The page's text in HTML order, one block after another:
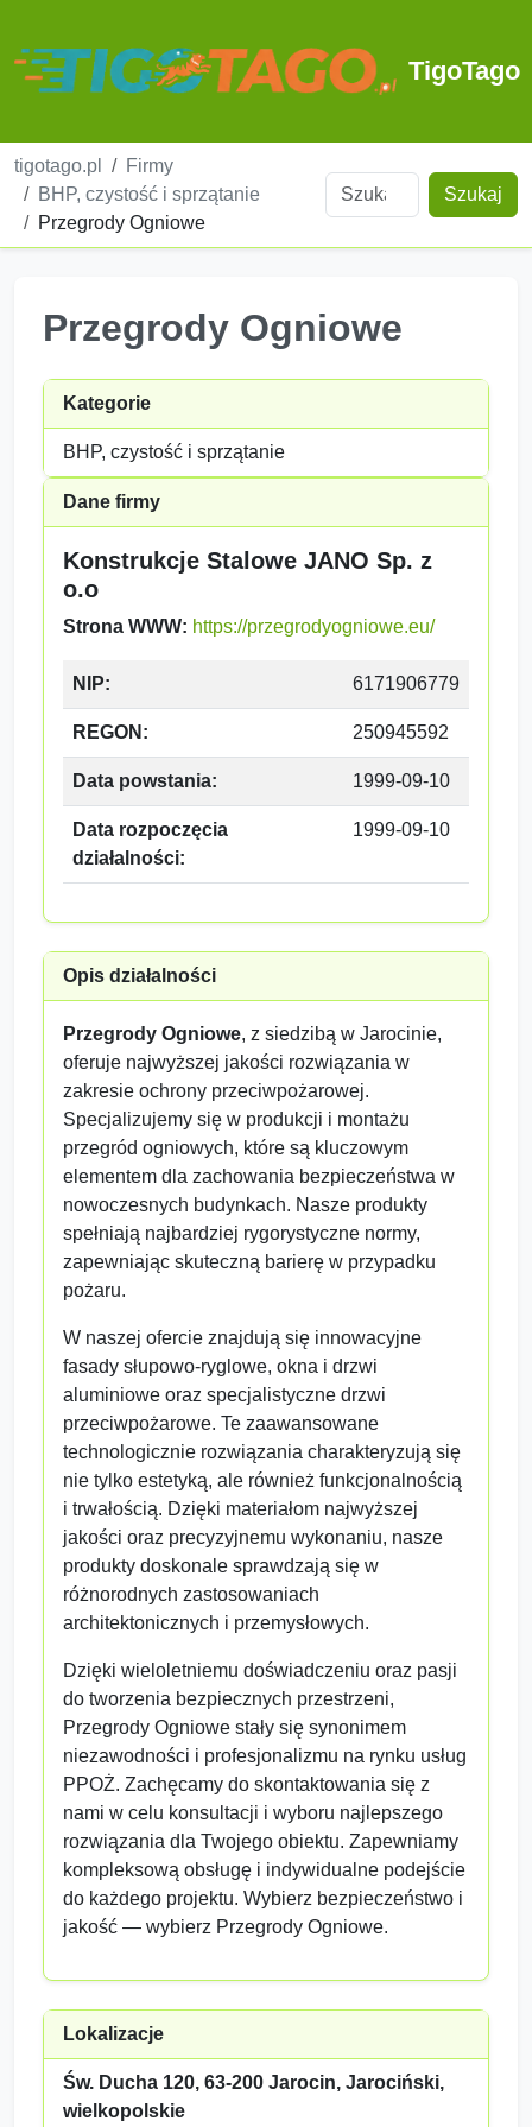
TigoTago
tigotago.pl
Firmy
BHP, czystość i sprzątanie
Przegrody Ogniowe
Szukaj
Przegrody Ogniowe
Kategorie
BHP, czystość i sprzątanie
Dane firmy
Konstrukcje Stalowe JANO Sp. z
o.o
Strona WWW: https://przegrodyogniowe.eu/
NIP: 6171906779
REGON: 250945592
Data powstania: 1999-09-10
Data rozpoczęcia
działalności:
1999-09-10
Opis działalności
Przegrody Ogniowe, z siedzibą w Jarocinie,
oferuje najwyższej jakości rozwiązania w
zakresie ochrony przeciwpożarowej.
Specjalizujemy się w produkcji i montażu
przegród ogniowych, które są kluczowym
elementem dla zachowania bezpieczeństwa w
nowoczesnych budynkach. Nasze produkty
spełniają najbardziej rygorystyczne normy,
zapewniając skuteczną barierę w przypadku
pożaru.
W naszej ofercie znajdują się innowacyjne
fasady słupowo-ryglowe, okna i drzwi
aluminiowe oraz specjalistyczne drzwi
przeciwpożarowe. Te zaawansowane
technologicznie rozwiązania charakteryzują się
nie tylko estetyką, ale również funkcjonalnością
i trwałością. Dzięki materiałom najwyższej
jakości oraz precyzyjnemu wykonaniu, nasze
produkty doskonale sprawdzają się w
różnorodnych zastosowaniach
architektonicznych i przemysłowych.
Dzięki wieloletniemu doświadczeniu oraz pasji
do tworzenia bezpiecznych przestrzeni,
Przegrody Ogniowe stały się synonimem
niezawodności i profesjonalizmu na rynku usług
PPOŻ. Zachęcamy do skontaktowania się z
nami w celu konsultacji i wyboru najlepszego
rozwiązania dla Twojego obiektu. Zapewniamy
kompleksową obsługę i indywidualne podejście
do każdego projektu. Wybierz bezpieczeństwo i
jakość — wybierz Przegrody Ogniowe.
Lokalizacje
Św. Ducha 120, 63-200 Jarocin, Jarociński,
wielkopolskie